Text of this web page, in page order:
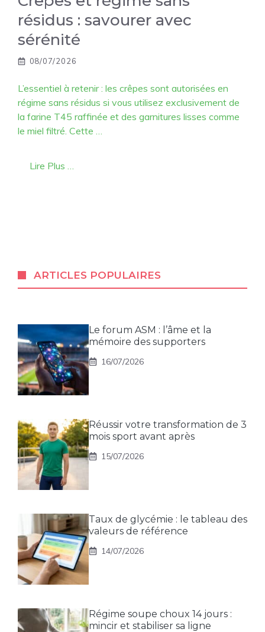
résidus : savourer avec
sérénité
08/07/2026
L’essentiel à retenir : les crêpes sont autorisées en
régime sans résidus si vous utilisez exclusivement de
la farine T45 raffinée et des garnitures lisses comme
le miel filtré. Cette …
Lire Plus …
ARTICLES POPULAIRES
Le forum ASM : l’âme et la
mémoire des supporters
16/07/2026
Réussir votre transformation de 3
mois sport avant après
15/07/2026
Taux de glycémie : le tableau des
valeurs de référence
14/07/2026
Régime soupe choux 14 jours :
mincir et stabiliser sa ligne